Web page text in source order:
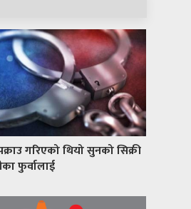
गरिएको थियो सुनको सिक्री
फुर्वालाई